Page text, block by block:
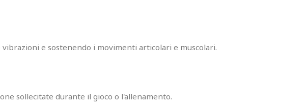
vibrazioni e sostenendo i movimenti articolari e muscolari.
sollecitate durante il gioco o l'allenamento.